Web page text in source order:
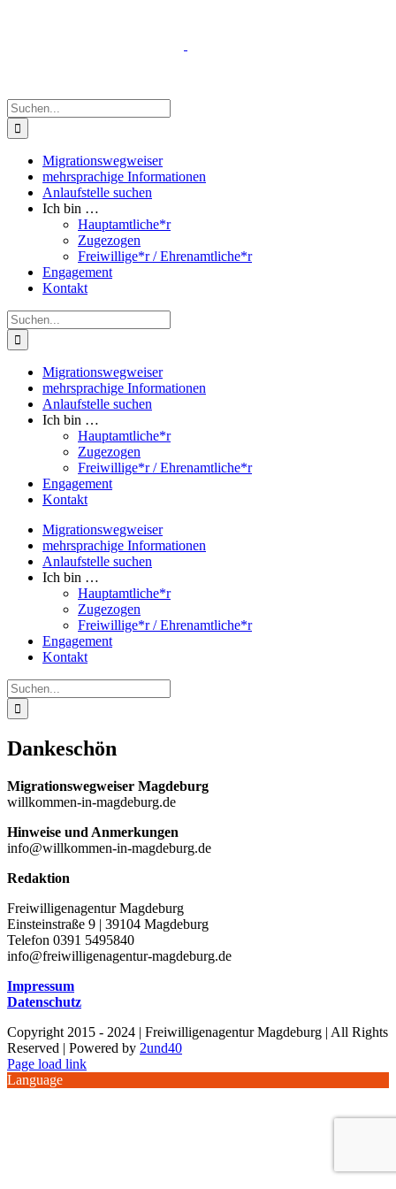
Suche
nach:
Migrationswegweiser
mehrsprachige Informationen
Anlaufstelle suchen
Ich bin …
Hauptamtliche*r
Zugezogen
Freiwillige*r / Ehrenamtliche*r
Engagement
Kontakt
Suche
nach:
Migrationswegweiser
mehrsprachige Informationen
Anlaufstelle suchen
Ich bin …
Hauptamtliche*r
Zugezogen
Freiwillige*r / Ehrenamtliche*r
Engagement
Kontakt
Migrationswegweiser
mehrsprachige Informationen
Anlaufstelle suchen
Ich bin …
Hauptamtliche*r
Zugezogen
Freiwillige*r / Ehrenamtliche*r
Engagement
Kontakt
Suche
nach:
Dankeschön
Migrationswegweiser Magdeburg
willkommen-in-magdeburg.de
Hinweise und Anmerkungen
info@willkommen-in-magdeburg.de
Redaktion
Freiwilligenagentur Magdeburg
Einsteinstraße 9 | 39104 Magdeburg
Telefon 0391 5495840
info@freiwilligenagentur-magdeburg.de
Impressum
Datenschutz
Copyright 2015 - 2024 | Freiwilligenagentur Magdeburg | All Rights
Reserved | Powered by 2und40
Facebook
Instagram
YouTube
Page load link
Language